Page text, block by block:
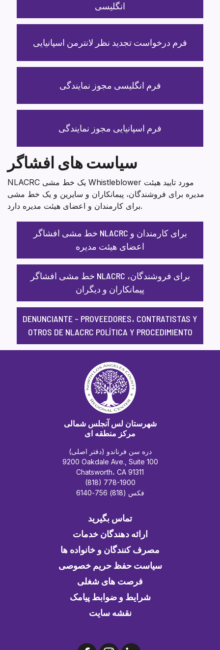
انگلیسی
فرم درخواست تجدید نظر لانترمن اسپانیایی
فرم انگلیسی مجوز نمایندگی
فرم اسپانیایی مجوز نمایندگی
سیاست های افشاگر
NLACRC یک خط مشی Whistleblower مورد تایید هیئت
مدیره برای فروشندگان، پیمانکاران و سایرین و یک خط مشی
برای کارمندان و اعضای هیئت مدیره دارد.
خط مشی افشاگر NLACRC برای کارمندان و
اعضای هیئت مدیره
خط مشی افشاگر NLACRC برای فروشندگان،
پیمانکاران و دیگران
DENUNCIANTE – PROVEEDORES، CONTRATISTAS Y
OTROS DE NLACRC POLÍTICA Y PROCEDIMIENTO
شهرستان لس آنجلس شمالی
مرکز منطقه ای
دره سن فرناندو (دفتر اصلی)
9200 Oakdale Ave., Suite 100
Chatsworth، CA 91311
(818) 778-1900
فکس (818) 756-6140
تماس بگیرید
ارائه دهندگان خدمات
مصرف کنندگان و خانواده ها
سیاست حفظ حریم خصوصی
فرصت های شغلی
شرایط و ضوابط پیامک
نقشه سایت